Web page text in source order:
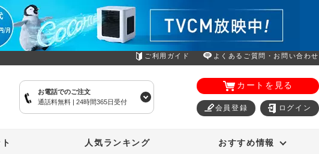
ご利用ガイド よくあるご質問・お問い合わせ
お電話でのご注文
通話料無料 | 24時間365日受付
カートを見る
会員登録 ログイン
人気ランキング おすすめ情報